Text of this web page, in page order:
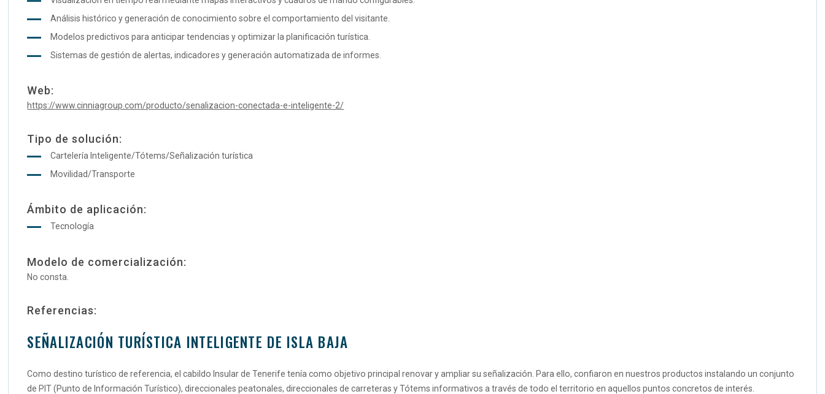
Análisis histórico y generación de conocimiento sobre el comportamiento del visitante.
Modelos predictivos para anticipar tendencias y optimizar la planificación turística.
Sistemas de gestión de alertas, indicadores y generación automatizada de informes.
Web:
https://www.cinniagroup.com/producto/senalizacion-conectada-e-inteligente-2/
Tipo de solución:
Cartelería Inteligente/Tótems/Señalización turística
Movilidad/Transporte
Ámbito de aplicación:
Tecnología
Modelo de comercialización:
No consta.
Referencias:
SEÑALIZACIÓN TURÍSTICA INTELIGENTE DE ISLA BAJA
Como destino turístico de referencia, el cabildo Insular de Tenerife tenía como objetivo principal renovar y ampliar su señalización. Para ello, confiaron en nuestros productos instalando un conjunto
de PIT (Punto de Información Turístico), direccionales peatonales, direccionales de carreteras y Tótems informativos a través de todo el territorio en aquellos puntos concretos de interés.